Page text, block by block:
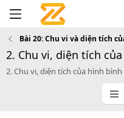
Bài 20: Chu vi và diện tích
2. Chu vi, diện tích
2. Chu vi, diện tích của hình